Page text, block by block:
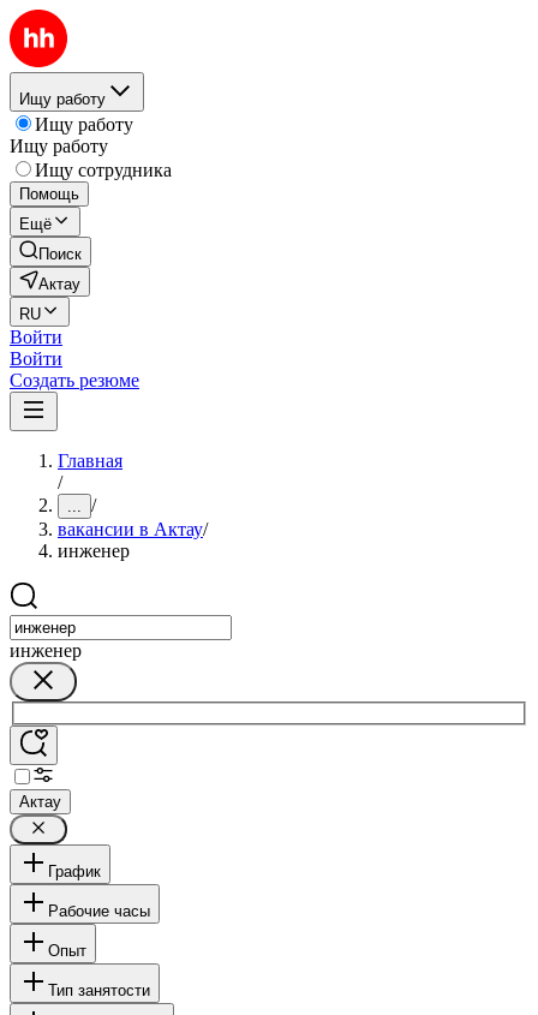
Ищу работу
Ищу работу
Ищу работу
Ищу сотрудника
Помощь
Ещё
Поиск
Актау
RU
Войти
Войти
Создать резюме
Главная
/
... /
вакансии в Актау/
инженер
инженер
Актау
График
Рабочие часы
Опыт
Тип занятости